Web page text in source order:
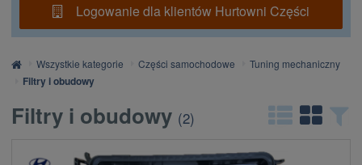
Logowanie dla klientów Hurtowni Części
Strona
główna
Wszystkie kategorie Części samochodowe Tuning mechaniczny
Filtry i obudowy
Filtry i obudowy (2)